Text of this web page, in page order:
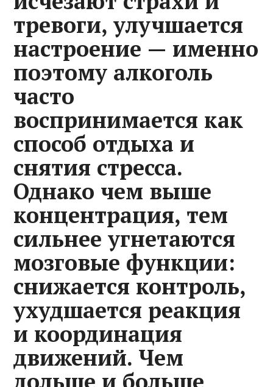
тревоги, улучшается
настроение — именно
поэтому алкоголь
часто
воспринимается как
способ отдыха и
снятия стресса.
Однако чем выше
концентрация, тем
сильнее угнетаются
мозговые функции:
снижается контроль,
ухудшается реакция
и координация
движений. Чем
дольше и больше